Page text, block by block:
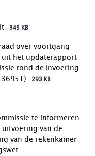
345 KB
over voortgang
het updaterapport
rond de invoering
293 KB
te informeren
van de
van de rekenkamer